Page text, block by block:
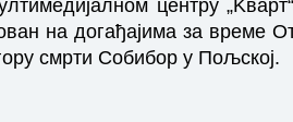
центру
на догађајима за време
смрти Собибор у Пољској.